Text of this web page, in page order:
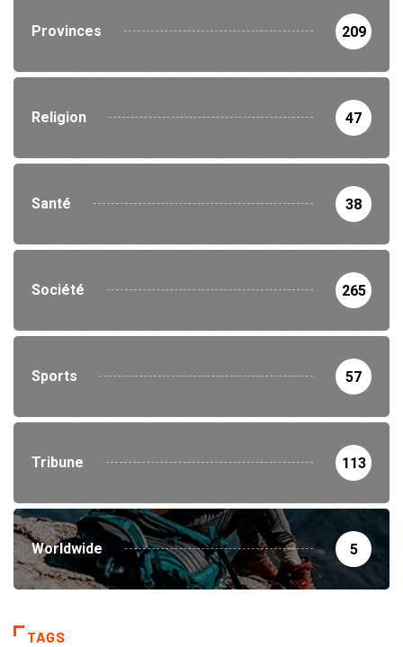
Provinces 209
Religion 47
Santé 38
Société 265
Sports 57
Tribune 113
Worldwide 5
TAGS